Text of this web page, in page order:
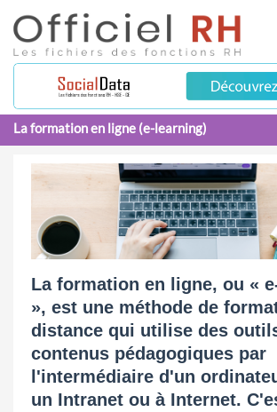
La formation en ligne (e-learning)
La formation en ligne, ou «
», est une méthode de
distance qui utilise des
contenus pédagogiques par
l'intermédiaire d'un
un Intranet ou à Internet.